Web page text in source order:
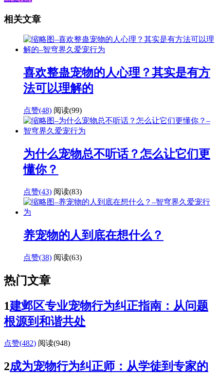
相关文章
喜欢整蛊宠物的人心理？其实是有方
法可以理解的
点赞(48) 阅读(99)
为什么宠物总不听话？怎么让它们更
懂你？
点赞(43) 阅读(83)
养宠物的人到底在想什么？
点赞(38) 阅读(63)
热门文章
1建邺区专业宠物行为纠正指南：从问题
根源到和谐共处
点赞(482) 阅读(948)
2成为宠物行为纠正师：从学徒到专家的